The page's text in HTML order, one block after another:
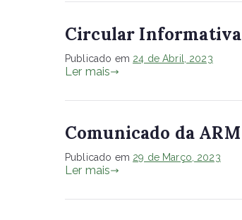
Circular Informativa
Publicado em 24 de Abril, 2023
Ler mais
Comunicado da ARM
Publicado em 29 de Março, 2023
Ler mais